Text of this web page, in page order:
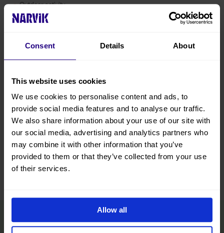
Consent Details About
This website uses cookies
We use cookies to personalise content and ads, to
provide social media features and to analyse our traffic.
We also share information about your use of our site with
our social media, advertising and analytics partners who
may combine it with other information that you’ve
provided to them or that they’ve collected from your use
of their services.
Allow all
Outdoor activity